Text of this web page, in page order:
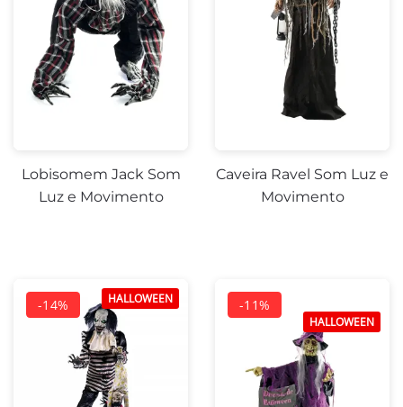
Lobisomem Jack Som
Luz e Movimento
Caveira Ravel Som Luz e
Movimento
HALLOWEEN
HALLOWEEN